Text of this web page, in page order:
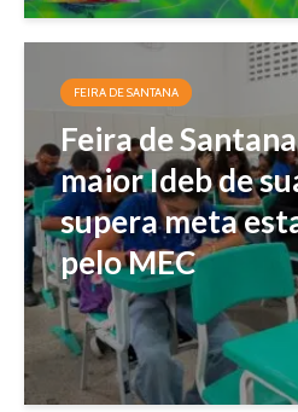
FEIRA DE SANTANA
Feira de
maior Ideb de
supera meta
pelo MEC